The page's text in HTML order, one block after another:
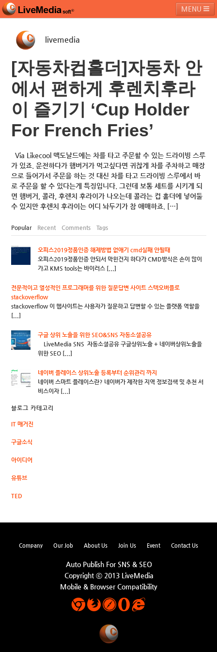
MENU
페밀리 사이트
livemedia
[자동차컵홀더]자동차 안
에서 편하게 후렌치후라
이 즐기기 ‘Cup Holder
For French Fries’
Via Likecool 맥도날드에는 차를 타고 주문할 수 있는 드라이빙 스루
가 있죠. 운전하다가 햄버거가 먹고싶다면 귀찮게 차를 주차하고 매장
으로 들어가서 주문을 하는 것 대신 차를 타고 드라이빙 스루에서 바
로 주문을 할 수 있다는게 특징입니다. 그런데 보통 세트를 시키게 되
면 햄버거, 콜라, 후렌치 후라이가 나오는데 콜라는 컵 홀더에 넣어둘
수 있지만 후렌치 후라이는 어디 놔두기가 참 애매하죠. […]
Popular Recent Comments Tags
오피스2019정품인증 해제방법 없애기 cmd실패 안될때
오피스2019정품인증 안되서 막힌건지 하다가 CMD방식은 손이 많이
가고 KMS tools는 바이러스 [...]
전문적이고 열성적인 프로그래머를 위한 질문답변 사이트 스텍오버플로
stackoverflow
stackoverflow 이 웹사이트는 사용자가 질문하고 답변할 수 있는 플랫폼 역할을
[...]
구글 상위 노출을 위한 SEO&SNS 자동소셜공유
LiveMedia SNS 자동소셜공유 구글상위노출 + 네이버상위노출을
위한 SEO [...]
네이버 플레이스 상위노출 등록부터 순위관리 까지
네이버 스마트 플레이스란? 네이버가 제작한 지역 정보검색 및 추천 서
비스이자 [...]
블로그 카테고리
IT 매거진
구글소식
아이디어
유튜브
TED
Company Our Job About Us Join Us Event Contact Us
Auto Publish For SNS & SEO
Copyright ⓒ 2013 LiveMedia
Mobile & Browser Compatibility